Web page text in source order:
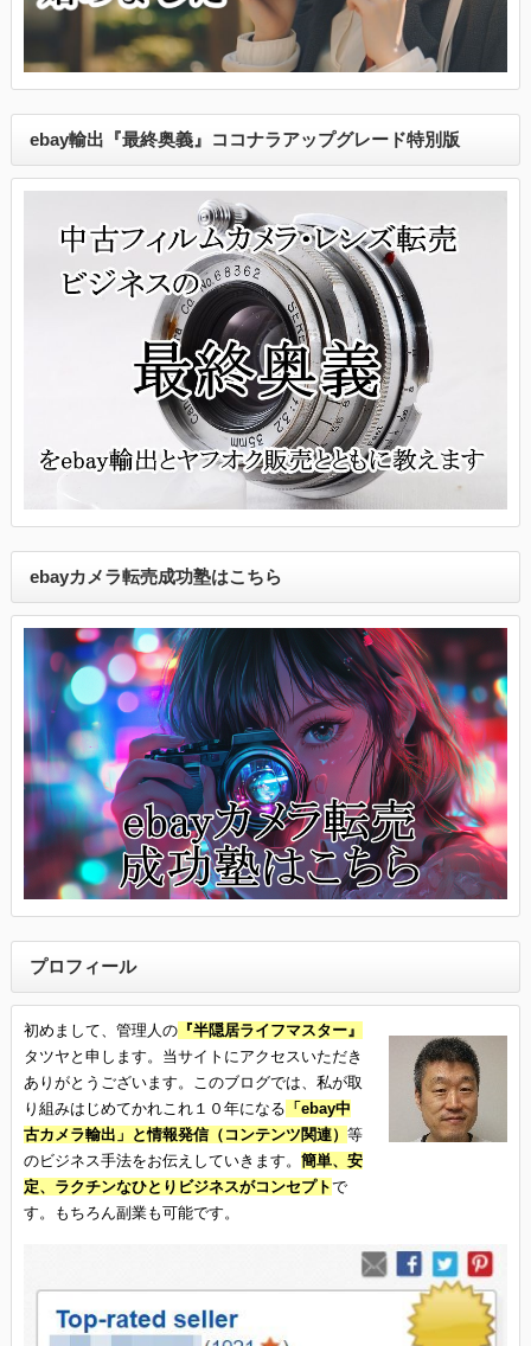
ebay輸出『最終奥義』ココナラアップグレード特別版
ebayカメラ転売成功塾はこちら
プロフィール
初めまして、管理人の『半隠居ライフマスター』
タツヤと申します。当サイトにアクセスいただき
ありがとうございます。このブログでは、私が取
り組みはじめてかれこれ１０年になる 「ebay中
古カメラ輸出」と情報発信（コンテンツ関連） 等
のビジネス手法をお伝えしていきます。 簡単、安
定、ラクチンなひとりビジネスがコンセプトで
す。もちろん副業も可能です。